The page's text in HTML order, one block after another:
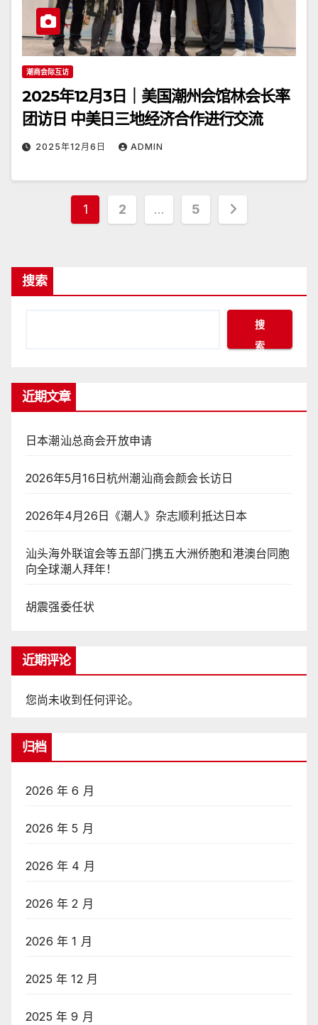
潮商会际互访
2025年12月3日｜美国潮州会馆林会长率
团访日 中美日三地经济合作进行交流
2025年12月6日 ADMIN
文
页
1 2 … 5
搜索
搜
索
近期文章
日本潮汕总商会开放申请
2026年5月16日杭州潮汕商会颜会长访日
2026年4月26日《潮人》杂志顺利抵达日本
汕头海外联谊会等五部门携五大洲侨胞和港澳台同胞
向全球潮人拜年！
胡震强委任状
近期评论
您尚未收到任何评论。
归档
2026 年 6 月
2026 年 5 月
2026 年 4 月
2026 年 2 月
2026 年 1 月
2025 年 12 月
2025 年 9 月